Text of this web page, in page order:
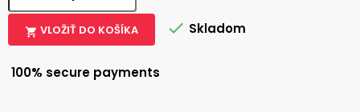
 VLOŽIŤ DO KOŠÍKA  Skladom
100% secure payments